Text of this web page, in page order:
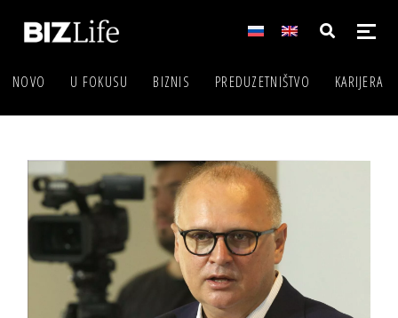
NOVO U FOKUSU BIZNIS PREDUZETNIŠTVO KARIJERA